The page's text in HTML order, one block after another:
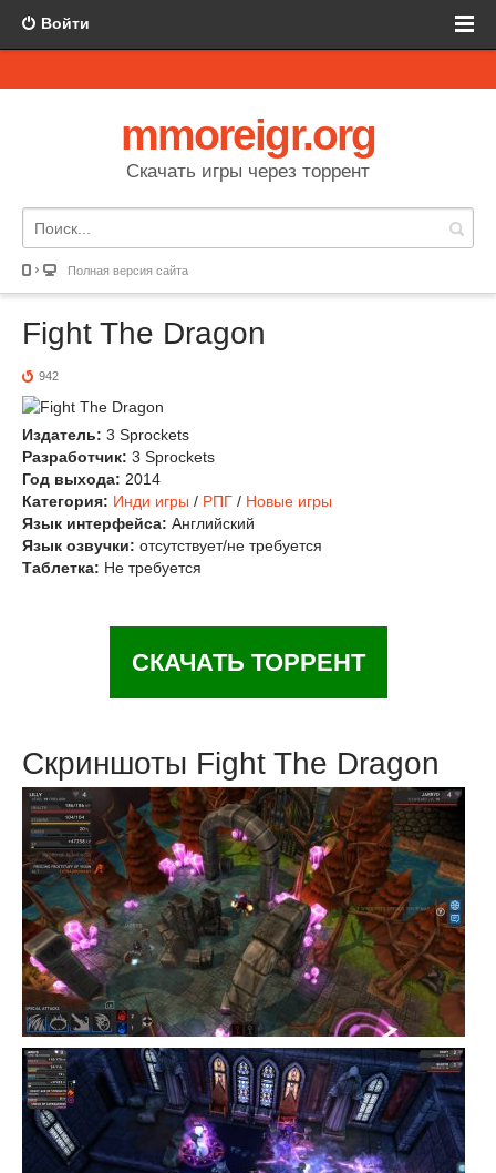
Войти
mmoreigr.org
Скачать игры через торрент
Полная версия сайта
Fight The Dragon
942
Издатель: 3 Sprockets
Разработчик: 3 Sprockets
Год выхода: 2014
Категория: Инди игры / РПГ / Новые игры
Язык интерфейса: Английский
Язык озвучки: отсутствует/не требуется
Таблетка: Не требуется
СКАЧАТЬ ТОРРЕНТ
Скриншоты Fight The Dragon